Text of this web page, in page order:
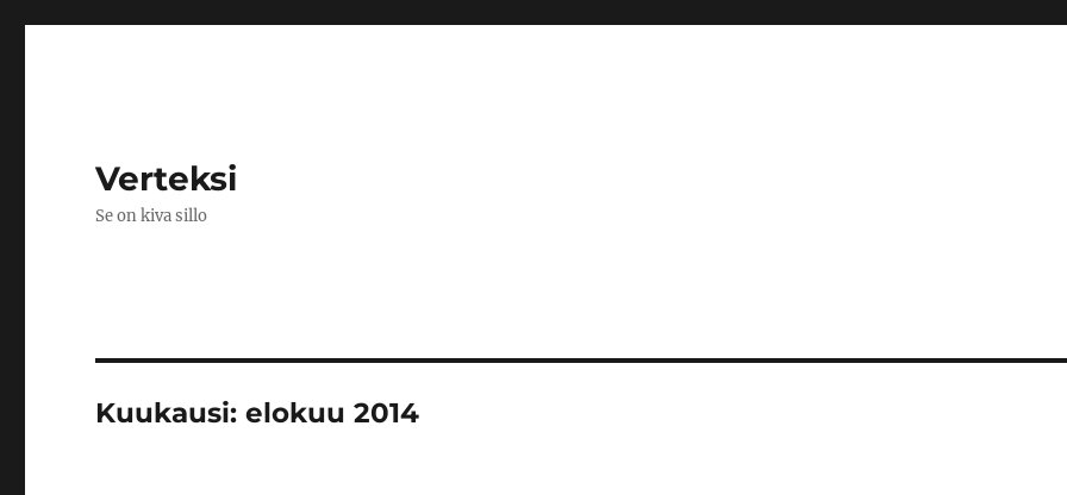
Verteksi
Se on kiva sillo
Kuukausi:elokuu 2014